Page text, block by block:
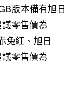
版本備有旭日
零售價為
兔紅、旭日
零售價為